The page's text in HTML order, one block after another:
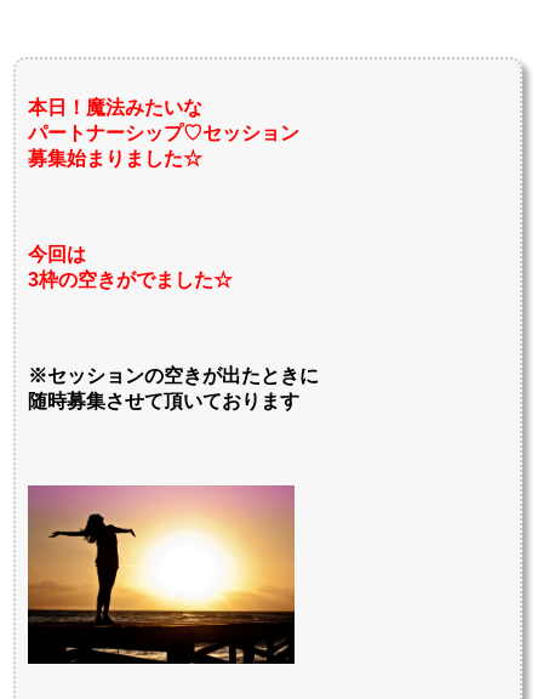
本日！魔法みたいな
パートナーシップ♡セッション
募集始まりました☆
今回は
3枠の空きがでました☆
※セッションの空きが出たときに
随時募集させて頂いております